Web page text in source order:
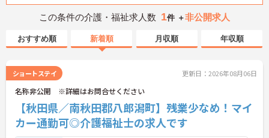
この条件の介護・福祉求人数 1件 ＋非公開求人
おすすめ順 新着順 月収順 年収順
ショートステイ 更新日：2026年08月06日
名称非公開 ※詳細はお問合せください
【秋田県／南秋田郡八郎潟町】残業少なめ！マイ
カー通勤可◎介護福祉士の求人です